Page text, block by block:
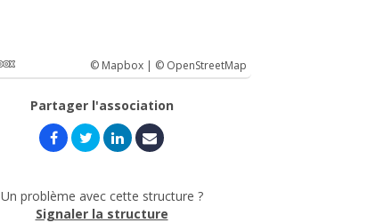
© Mapbox | © OpenStreetMap
Partager l'association
Un problème avec cette structure ?
Signaler la structure